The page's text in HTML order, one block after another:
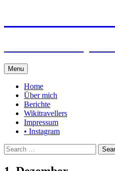
Menu Skip
to
content
Home
Über mich
Berichte
Wikitravellers
Impressum
• Instagram
Search
for: